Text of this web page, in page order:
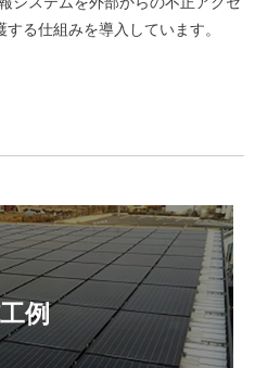
る仕組みを導入しています。
例